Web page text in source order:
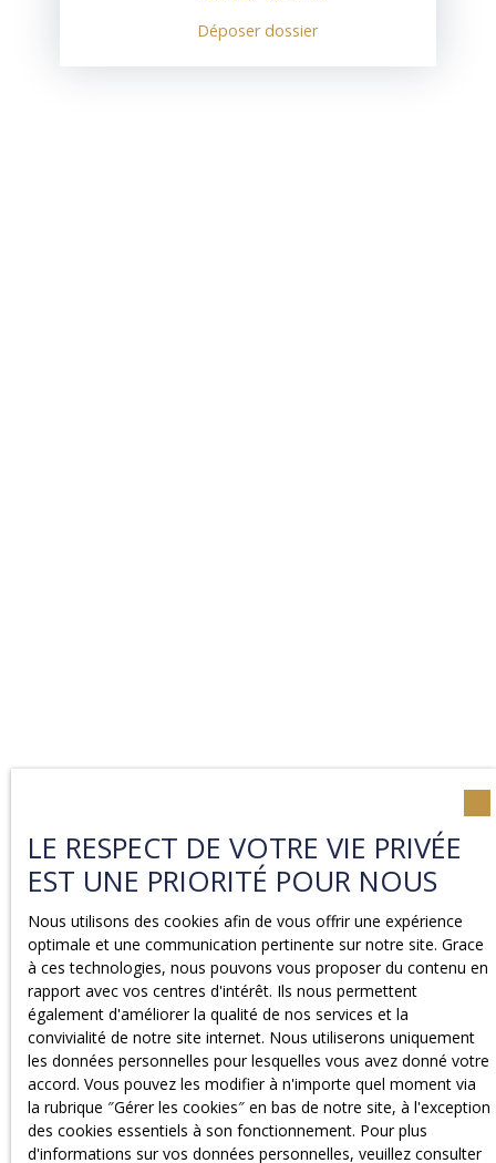
Déposer dossier
LE RESPECT DE VOTRE VIE PRIVÉE
EST UNE PRIORITÉ POUR NOUS
Nous utilisons des cookies afin de vous offrir une expérience
optimale et une communication pertinente sur notre site. Grace
à ces technologies, nous pouvons vous proposer du contenu en
rapport avec vos centres d'intérêt. Ils nous permettent
également d'améliorer la qualité de nos services et la
convivialité de notre site internet. Nous utiliserons uniquement
les données personnelles pour lesquelles vous avez donné votre
accord. Vous pouvez les modifier à n'importe quel moment via
la rubrique ″Gérer les cookies″ en bas de notre site, à l'exception
des cookies essentiels à son fonctionnement. Pour plus
d'informations sur vos données personnelles, veuillez consulter